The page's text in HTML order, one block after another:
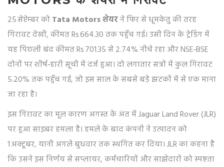
25 सेप्टेम्बर कोTata Motors शेयरने फिर से धूमकेतु की तरह
गिरावट देखी, कीमत Rs 664.30 तक पहुँच गई। उसी दिन के ट्रेडिंग में
यह पिछली बंद कीमत Rs 701.35 से 2.74% नीचे रहा और NSE‑BSE
दोनों पर शीर्ष‑हारी सूची में दर्ज हुआ। दो लगातार सत्रों में कुल गिरावट
5.20% तक पहुँच गई, जो इस साल के सबसे बड़े झटकों में से एक माना
जा रहा है।
इस गिरावट का मूल कारण अगस्त के अंत में Jaguar Land Rover (JLR)
पर हुआ साइबर हमला है। हमले के बाद कंपनी ने उत्पादन को
1 अक्टूबर, यानी अगले बुधवार तक स्थगित कर दिया। JLR का कहना है
कि उसने इस निर्णय से सप्लायर, कर्मचारियों और साझेदारों को स्पष्टता